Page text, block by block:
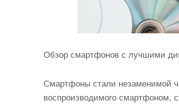
Обзор смартфонов с лучшими
Смартфоны стали незаменимой
воспроизводимого смартфоном,